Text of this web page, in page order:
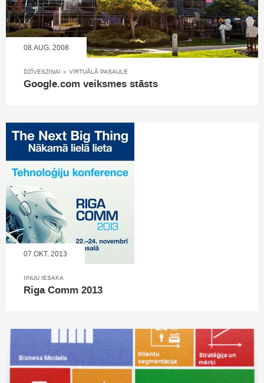
08.AUG, 2008
DZĪVESZIŅAI » VIRTUĀLĀ PASAULE
Google.com veiksmes stāsts
07.OKT, 2013
IINUU IESAKA
Riga Comm 2013